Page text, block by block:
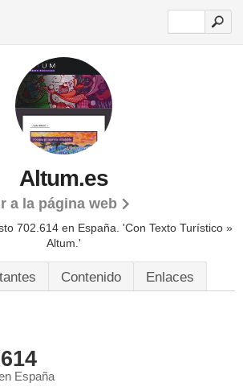
Altum.es
a la página web
702.614 en España. 'Con Texto Turístico »
Altum.'
Contenido
Enlaces
España